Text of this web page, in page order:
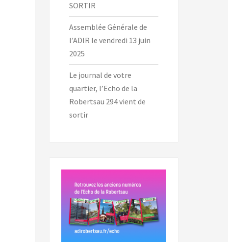
SORTIR
Assemblée Générale de
l’ADIR le vendredi 13 juin
2025
Le journal de votre
quartier, l’Echo de la
Robertsau 294 vient de
sortir